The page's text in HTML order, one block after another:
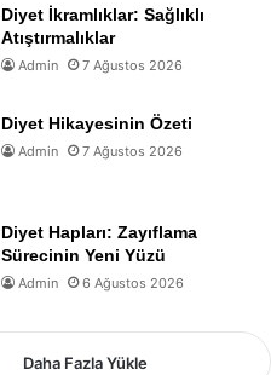
Diyet İkramlıklar: Sağlıklı
Atıştırmalıklar
Admin 7 Ağustos 2026
Diyet Hikayesinin Özeti
Admin 7 Ağustos 2026
Diyet Hapları: Zayıflama
Sürecinin Yeni Yüzü
Admin 6 Ağustos 2026
Daha Fazla Yükle